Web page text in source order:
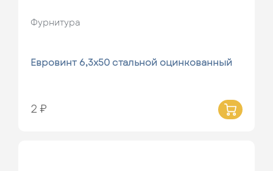
Фурнитура
Евровинт 6,3х50 стальной оцинкованный
2 ₽